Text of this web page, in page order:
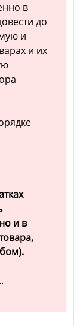
в
до
и
и их
и в